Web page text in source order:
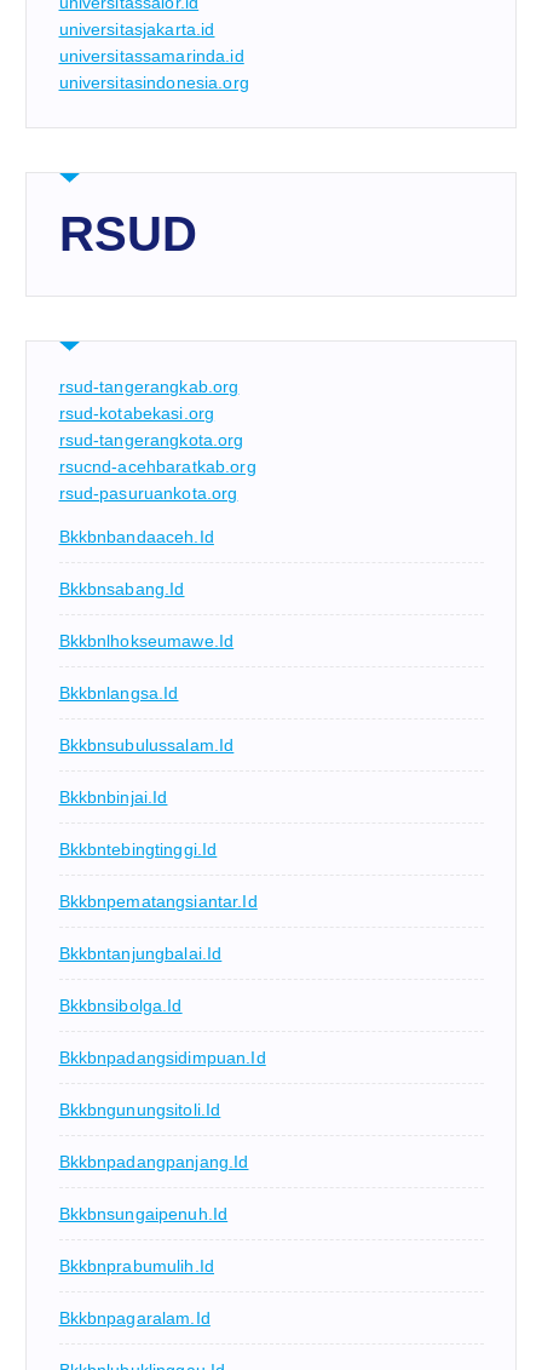
universitasjakarta.id
universitassamarinda.id
universitasindonesia.org
RSUD
rsud-tangerangkab.org
rsud-kotabekasi.org
rsud-tangerangkota.org
rsucnd-acehbaratkab.org
rsud-pasuruankota.org
Bkkbnbandaaceh.id
Bkkbnsabang.id
Bkkbnlhokseumawe.id
Bkkbnlangsa.id
Bkkbnsubulussalam.id
Bkkbnbinjai.id
Bkkbntebingtinggi.id
Bkkbnpematangsiantar.id
Bkkbntanjungbalai.id
Bkkbnsibolga.id
Bkkbnpadangsidimpuan.id
Bkkbngunungsitoli.id
Bkkbnpadangpanjang.id
Bkkbnsungaipenuh.id
Bkkbnprabumulih.id
Bkkbnpagaralam.id